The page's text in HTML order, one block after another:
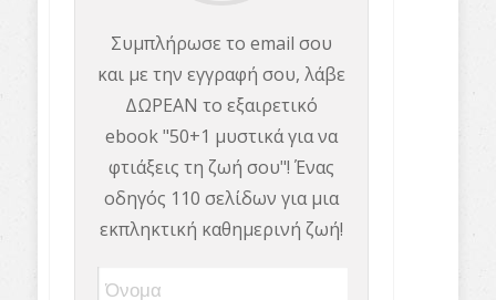
Συμπλήρωσε το email σου
και με την εγγραφή σου, λάβε
ΔΩΡΕΑΝ το εξαιρετικό
ebook "50+1 μυστικά για να
φτιάξεις τη ζωή σου"! Ένας
οδηγός 110 σελίδων για μια
εκπληκτική καθημερινή ζωή!